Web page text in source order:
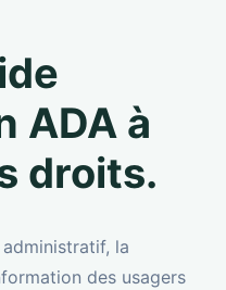
ADA à
droits.
administratif, la
des usagers